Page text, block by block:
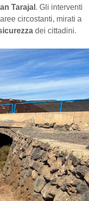
Tarajal . Gli interventi
circostanti, mirati a
dei cittadini.